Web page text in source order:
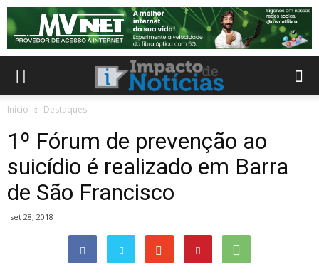
Início Destaques
1º Fórum de prevenção ao
suicídio é realizado em Barra
de São Francisco
set 28, 2018